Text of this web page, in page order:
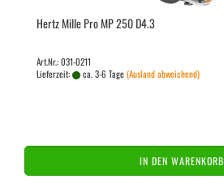
Hertz Mille Pro MP 250 D4.3
Art.Nr.: 031-0211
Lieferzeit:
ca. 3-6 Tage(Ausland abweichend)
IN DEN WARENKORB